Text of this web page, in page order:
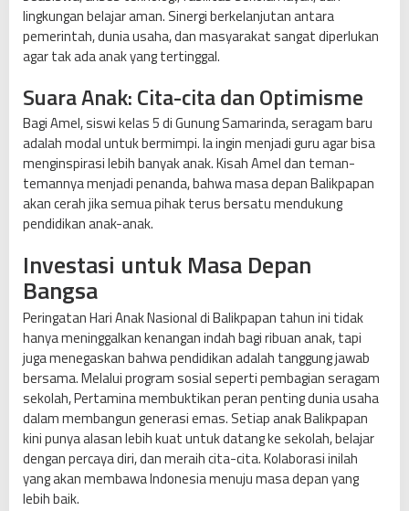
lingkungan belajar aman. Sinergi berkelanjutan antara
pemerintah, dunia usaha, dan masyarakat sangat diperlukan
agar tak ada anak yang tertinggal.
Suara Anak: Cita-cita dan Optimisme
Bagi Amel, siswi kelas 5 di Gunung Samarinda, seragam baru
adalah modal untuk bermimpi. Ia ingin menjadi guru agar bisa
menginspirasi lebih banyak anak. Kisah Amel dan teman-
temannya menjadi penanda, bahwa masa depan Balikpapan
akan cerah jika semua pihak terus bersatu mendukung
pendidikan anak-anak.
Investasi untuk Masa Depan
Bangsa
Peringatan Hari Anak Nasional di Balikpapan tahun ini tidak
hanya meninggalkan kenangan indah bagi ribuan anak, tapi
juga menegaskan bahwa pendidikan adalah tanggung jawab
bersama. Melalui program sosial seperti pembagian seragam
sekolah, Pertamina membuktikan peran penting dunia usaha
dalam membangun generasi emas. Setiap anak Balikpapan
kini punya alasan lebih kuat untuk datang ke sekolah, belajar
dengan percaya diri, dan meraih cita-cita. Kolaborasi inilah
yang akan membawa Indonesia menuju masa depan yang
lebih baik.